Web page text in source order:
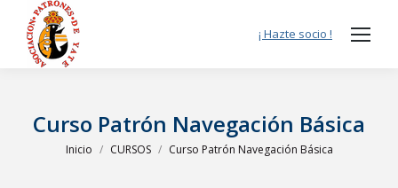
¡ Hazte socio !
Curso Patrón Navegación Básica
Estás aquí:
Inicio CURSOS Curso Patrón Navegación Básica